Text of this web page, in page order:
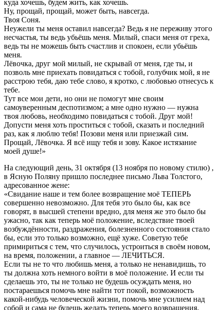
куда хочешь, будем жить, как хочешь.
Ну, прощай, прощай, может быть, навсегда.
Твоя Соня.
Неужели ты меня оставил навсегда? Ведь я не переживу этого
несчастья, ты ведь убьёшь меня. Милый, спаси меня от греха,
ведь ты не можешь быть счастлив и спокоен, если убьёшь
меня.
Лёвочка, друг мой милый, не скрывай от меня, где ты, и
позволь мне приехать повидаться с тобой, голубчик мой, я не
расстрою тебя, даю тебе слово, я кротко, с любовью отнесусь к
тебе.
Тут все мои дети, но они не помогут мне своим
самоуверенным деспотизмом; а мне одно нужно — нужна
твоя любовь, необходимо повидаться с тобой. Друг мой!
Допусти меня хоть проститься с тобой, сказать и последний
раз, как я люблю тебя! Позови меня или приезжай сим.
Прощай, Лёвочка. Я всё ищу тебя и зову. Какое истязание
моей душе!»
На следующий день, 31 октября (13 ноября по новому стилю) ,
в Ясную Поляну пришло последнее письмо Льва Толстого,
адресованное жене:
«Свидание наше и тем более возвращение моё ТЕПЕРЬ
совершенно невозможно. Для тебя это было бы, как все
говорят, в высшей степени вредно, для меня же это было бы
ужасно, так как теперь моё положение, вследствие твоей
возбуждённости, раздражения, болезненного состояния стало
бы, если это только возможно, ещё хуже. Советую тебе
примириться с тем, что случилось, устроиться в своём новом,
на время, положении, а главное — ЛЕЧИТЬСЯ.
Если ты не то что любишь меня, а только не ненавидишь, то
ты должна хоть немного войти в моё положение. И если ты
сделаешь это, ты не только не будешь осуждать меня, но
постараешься помочь мне найти тот покой, возможность
какой-нибудь человеческой жизни, помочь мне усилием над
собой и сама не будешь желать теперь моего возвращения.